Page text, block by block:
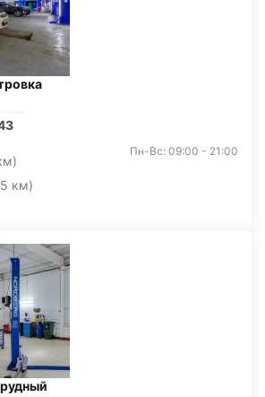
км)
Пн-Вс: 09:00 - 21:00